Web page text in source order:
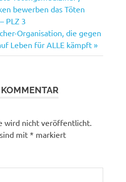
bewerben das Töten
PLZ 3
Organisation, die gegen
Leben für ALLE kämpft
wird nicht veröffentlicht.
mit* markiert